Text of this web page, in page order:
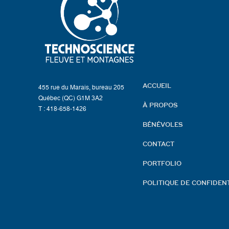
455 rue du Marais, bureau 205
Québec (QC) G1M 3A2
T : 418-658-1426
ACCUEIL
À PROPOS
BÉNÉVOLES
CONTACT
PORTFOLIO
POLITIQUE DE